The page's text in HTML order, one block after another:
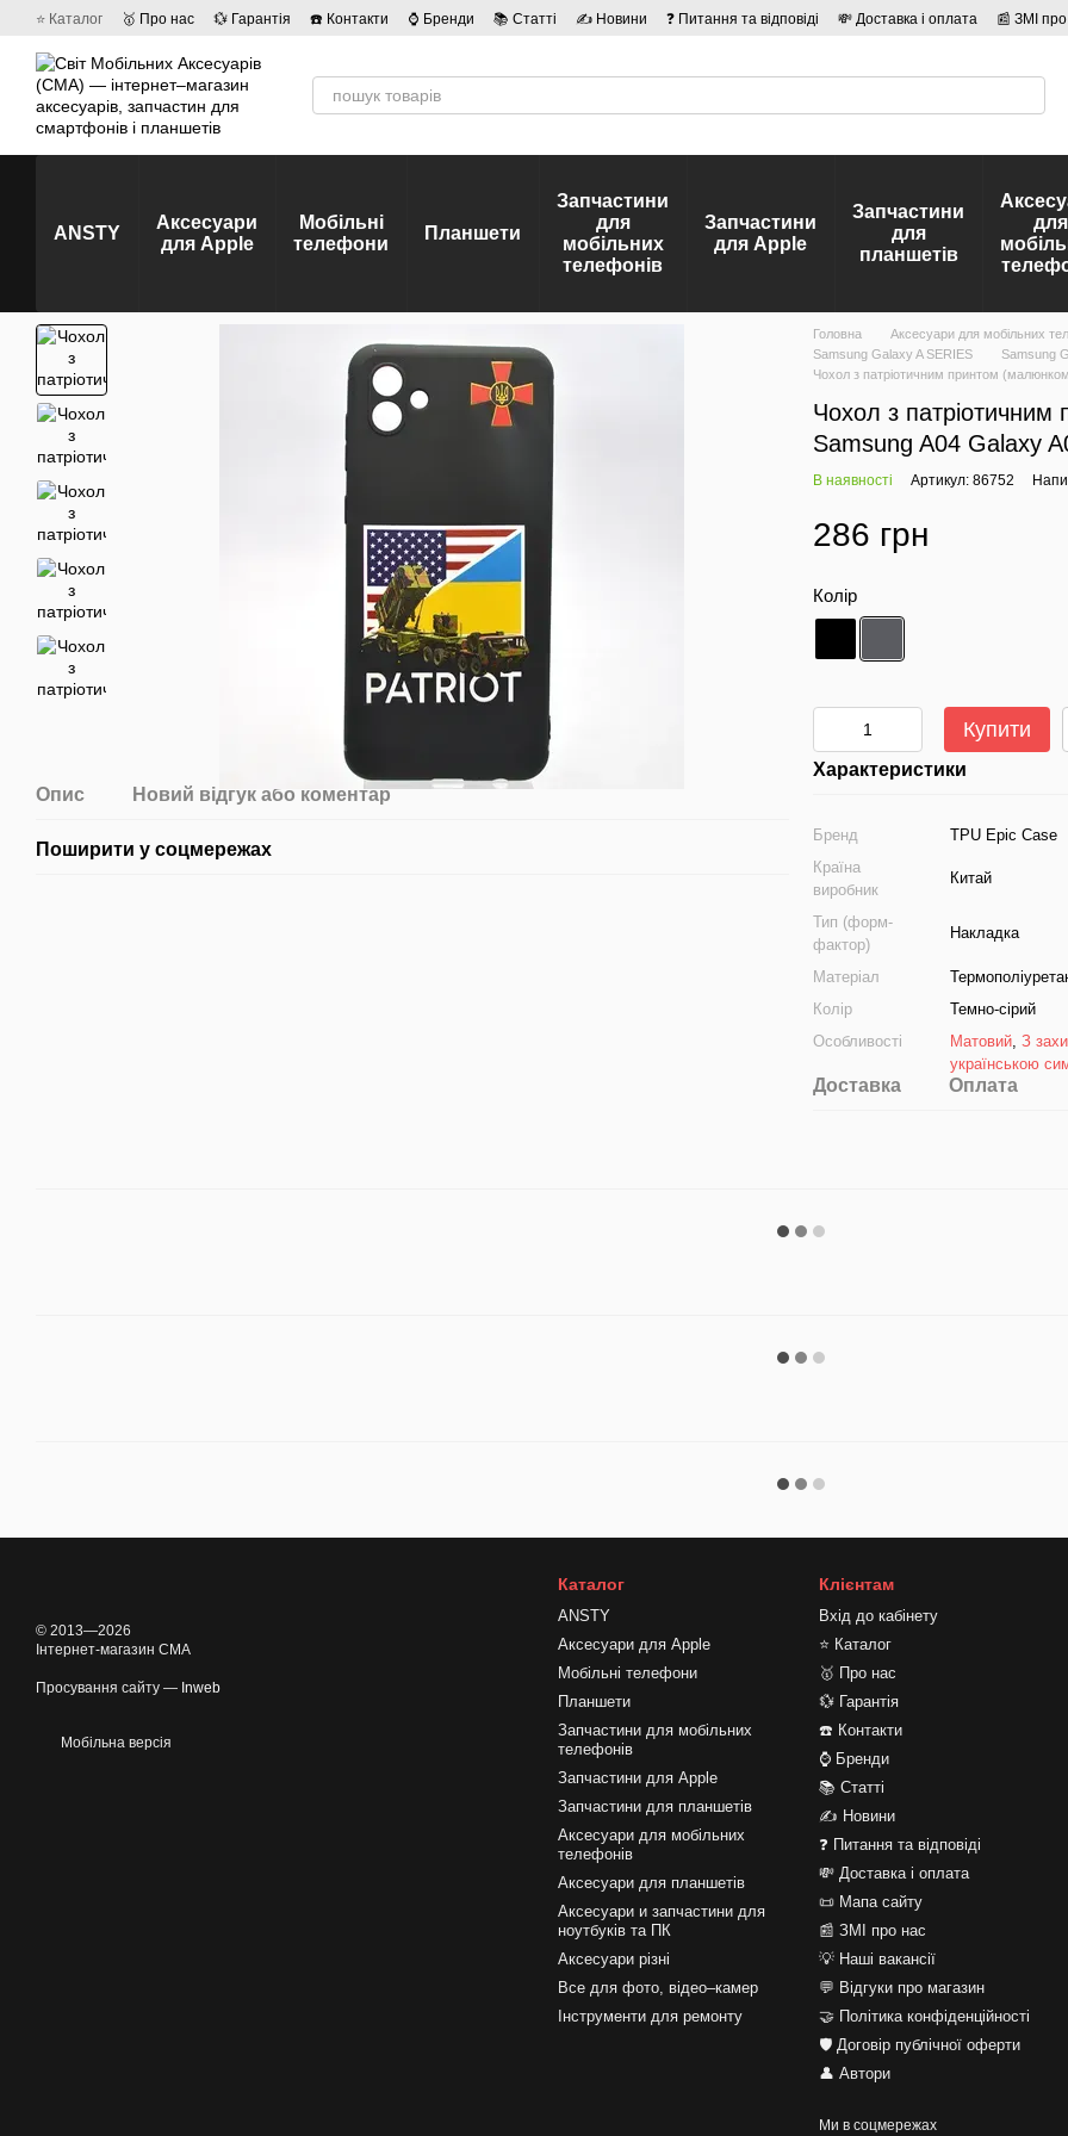
Перейти до основного контенту
⭐ Каталог 🥇 Про нас 💱 Гарантія ☎️ Контакти ⌚ Бренди 📚 Статті ✍ Новини ❓ Питання та відповіді 💸 Доставка і оплата
📰 ЗМІ
ANSTY
Аксесуари
для Apple
Мобільні
телефони
Планшети
Запчастини
для
мобільних
телефонів
Запчастини
для Apple
Запчастини
для
планшетів
для
Опис Новий відгук або коментар
Поширити у соцмережах
Головна Аксесуари для мобільних
Samsung Galaxy A SERIES
Samsung
Чохол з патріотичним принтом
Чохол з
Samsung A04 Galaxy
В наявності Артикул: 86752
286 грн
Колір
Купити
Характеристики
Бренд
TPU Epic Case
Країна
виробник
Китай
Тип (форм-
фактор)
Накладка
Матеріал
Колір
Темно-сірий
Особливості
Матовий, З
українською
Доставка Оплата
© 2013—2026
Інтернет-магазин CMA
Просування сайту — Inweb
Мобільна версія
Каталог
ANSTY
Аксесуари для Apple
Мобільні телефони
Планшети
Запчастини для мобільних
телефонів
Запчастини для Apple
Запчастини для планшетів
Аксесуари для мобільних
телефонів
Аксесуари для планшетів
Аксесуари и запчастини для
ноутбуків та ПК
Аксесуари різні
Все для фото, відео–камер
Інструменти для ремонту
Клієнтам
Вхід до кабінету
⭐ Каталог
🥇 Про нас
💱 Гарантія
☎️ Контакти
⌚ Бренди
📚 Статті
✍ Новини
❓ Питання та відповіді
💸 Доставка і оплата
📜 Мапа сайту
📰 ЗМІ про нас
💡 Наші вакансії
💬 Відгуки про магазин
🤝 Політика конфіденційності
🛡️ Договір публічної оферти
👤 Автори
Ми в соцмережах